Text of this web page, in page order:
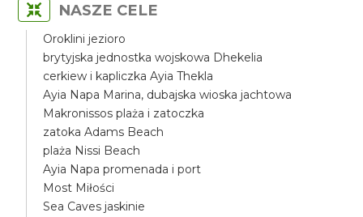
NASZE CELE
Oroklini jezioro
brytyjska jednostka wojskowa Dhekelia
cerkiew i kapliczka Ayia Thekla
Ayia Napa Marina, dubajska wioska jachtowa
Makronissos plaża i zatoczka
zatoka Adams Beach
plaża Nissi Beach
Ayia Napa promenada i port
Most Miłości
Sea Caves jaskinie